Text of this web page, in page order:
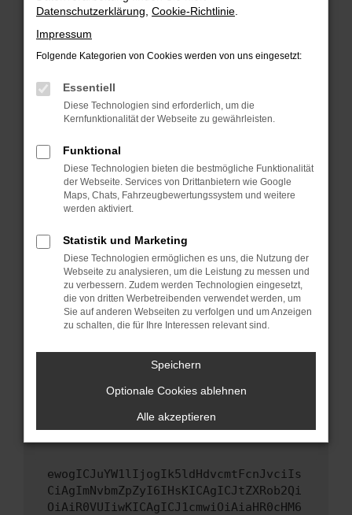
Laden andere Webseiten, zum Beispiel deine
Suchmaschine?
Prüfe deine Browsererweiterungen.
können das Laden bestimmter Seiten
verhindern. Funktioniert die Seite in einem
anderen Browser oder in einem privaten
Starte dein Gerät neu.
Das kann manchmal helfen, vorübergehende
Probleme zu beheben.
Betriebssystem auf dem neuesten Stand
sind.
Veraltete Software birgt nicht nur ein
Sicherheitsrisiko, sondern kann auch dazu
führen, dass bestimmte Funktionen nicht mehr
unterstützt werden.
Wende dich an den Webseitenbetreiber.
Wenn du alle oben genannten Schritte versucht
hast, kontaktiere uns bitte. Wir werden
versuchen, das Problem zu beheben. Du kannst
uns diesen Text schicken, um uns bei der
ewogICJuYW1lIjogIk5ldHdvcmtFcnJvciIs
CiAgImNvbmZpZyI6IHsKICAgICJtZXRob2Qi
OiAiR0VUIiwKICAgICJ1cmwiOiAiaHR0cHM6
Datenschutzerklärung Cookie-Richtlinie
Impressum
Folgende Kategorien von Cookies werden von uns eingesetzt:
Essentiell
Diese Technologien sind erforderlich, um die
Kernfunktionalität der Webseite zu gewährleisten.
Funktional
Diese Technologien bieten die bestmögliche Funktionalität
der Webseite. Services von Drittanbietern wie Google
Maps, Chats, Fahrzeugbewertungssystem und weitere
werden aktiviert.
Statistik und Marketing
Diese Technologien ermöglichen es uns, die Nutzung der
Webseite zu analysieren, um die Leistung zu messen und
zu verbessern. Zudem werden Technologien eingesetzt,
die von dritten Werbetreibenden verwendet werden, um
Sie auf anderen Webseiten zu verfolgen und um Anzeigen
zu schalten, die für Ihre Interessen relevant sind.
Speichern
Optionale Cookies ablehnen
Alle akzeptieren